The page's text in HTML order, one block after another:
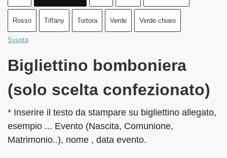
Rosso Tiffany Tortora Verde Verde chiaro
Svuota
Bigliettino bomboniera
(solo scelta confezionato)
* Inserire il testo da stampare su bigliettino allegato,
esempio ... Evento (Nascita, Comunione,
Matrimonio..), nome , data evento.